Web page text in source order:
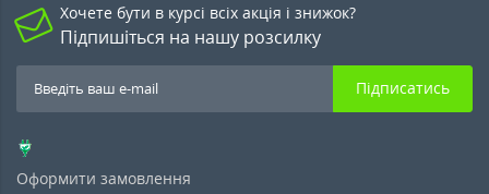
Хочете бути в курсі всіх акція і знижок?
Підпишіться на нашу розсилку
Підписатись
Оформити замовлення